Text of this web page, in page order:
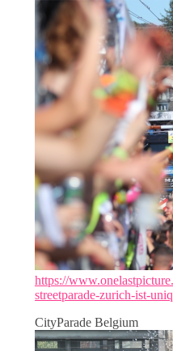
https://
streetparade-zurich-ist-
CityParade Belgium